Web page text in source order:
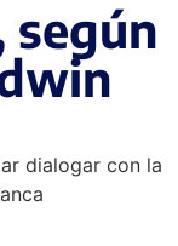
según
dialogar con la